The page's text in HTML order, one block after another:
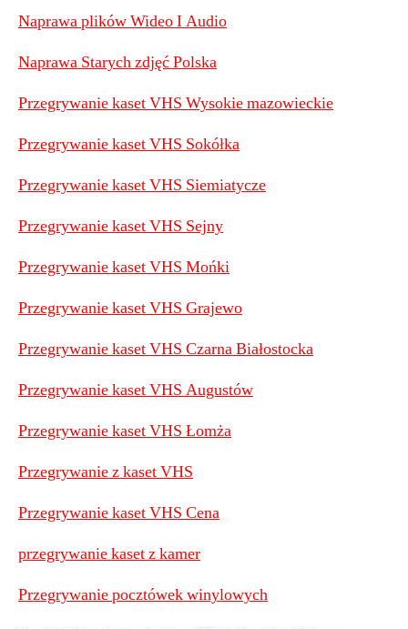
Naprawa plików Wideo I Audio
Naprawa Starych zdjęć Polska
Przegrywanie kaset VHS Wysokie mazowieckie
Przegrywanie kaset VHS Sokółka
Przegrywanie kaset VHS Siemiatycze
Przegrywanie kaset VHS Sejny
Przegrywanie kaset VHS Mońki
Przegrywanie kaset VHS Grajewo
Przegrywanie kaset VHS Czarna Białostocka
Przegrywanie kaset VHS Augustów
Przegrywanie kaset VHS Łomża
Przegrywanie z kaset VHS
Przegrywanie kaset VHS Cena
przegrywanie kaset z kamer
Przegrywanie pocztówek winylowych